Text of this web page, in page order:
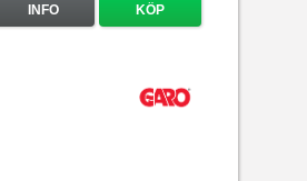
INFO KÖP